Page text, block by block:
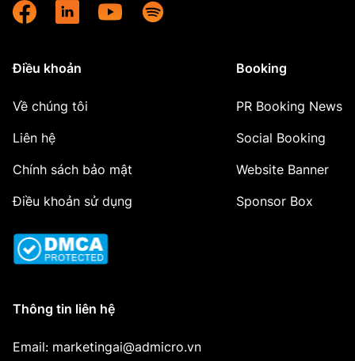
Điều khoản
Về chúng tôi
Liên hệ
Chính sách bảo mật
Điều khoản sử dụng
Booking
PR Booking News
Social Booking
Website Banner
Sponsor Box
Thông tin liên hệ
Email: marketingai@admicro.vn